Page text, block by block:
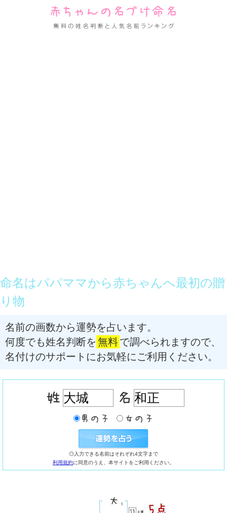
命名はパパママから赤ちゃんへ最初の贈
り物
名前の画数から運勢を占います。
何度でも姓名判断を 無料で調べられますので、
名付けのサポートにお気軽にご利用ください。
◎入力できる名前はそれぞれ4文字まで
利用規約に同意のうえ、本サイトをご利用ください。